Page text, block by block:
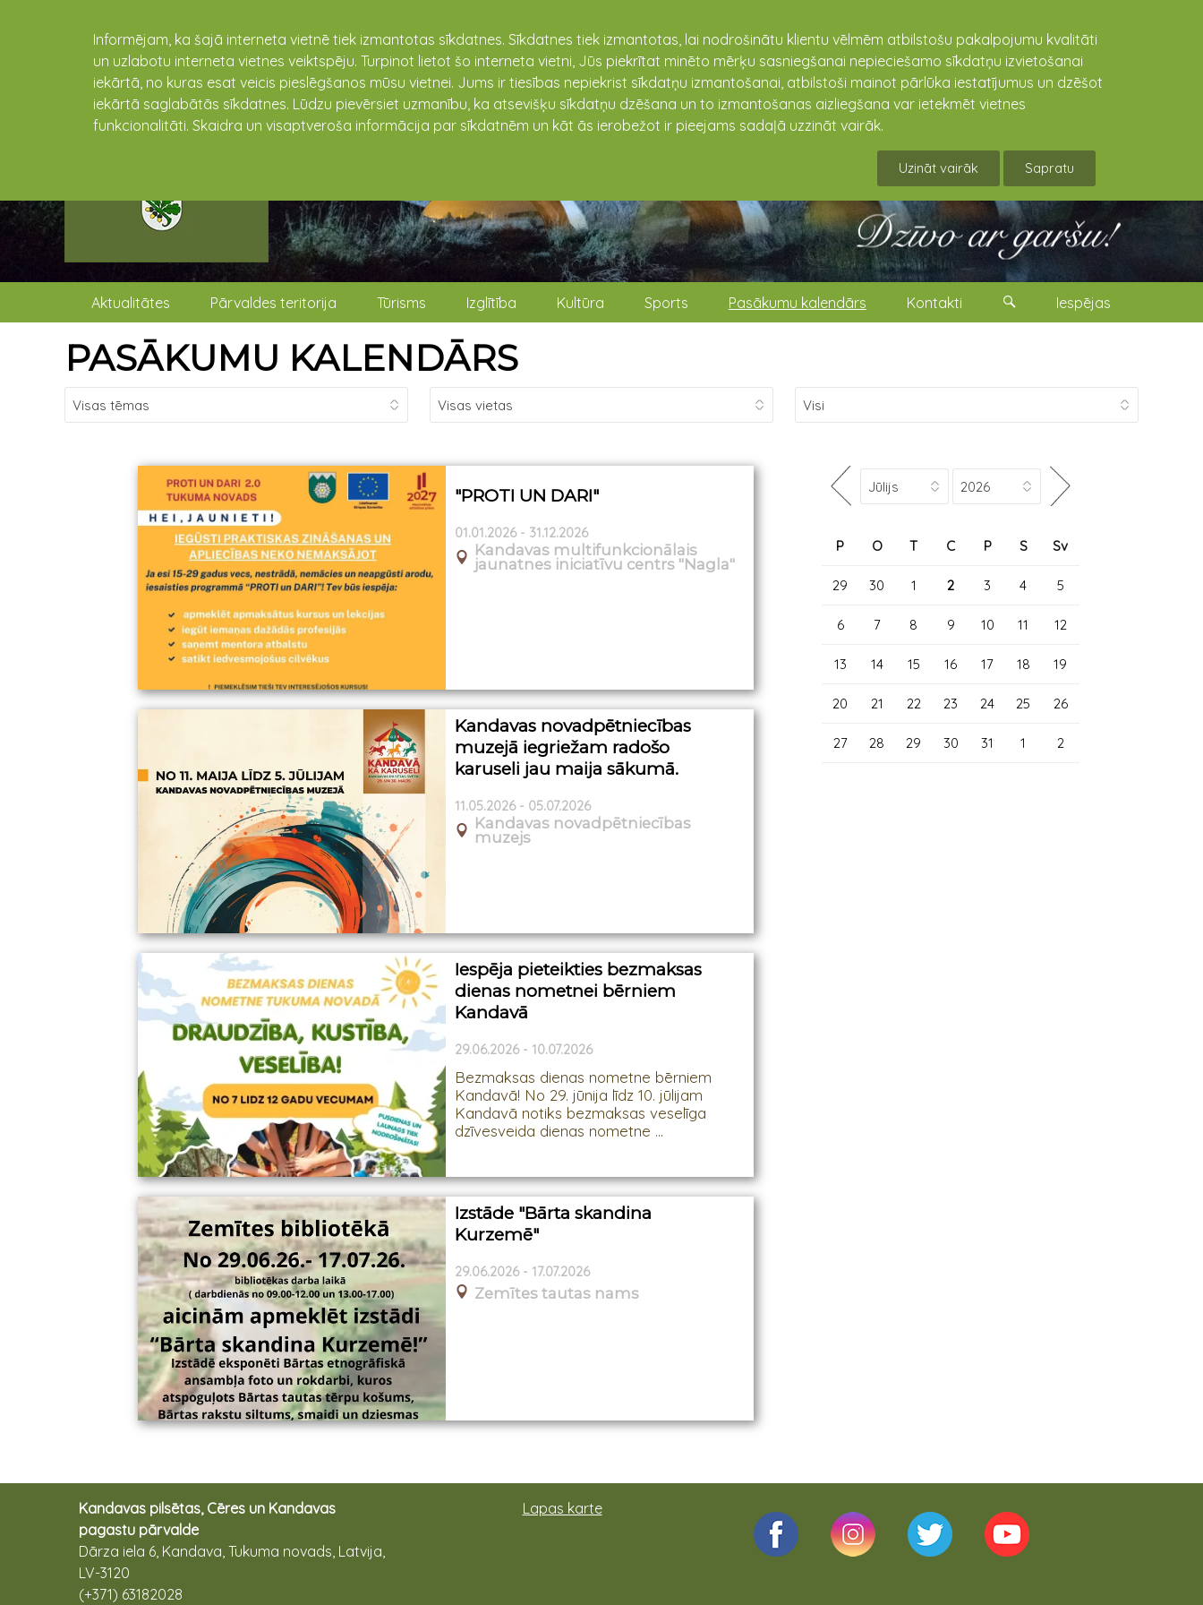
Informējam, ka šajā interneta vietnē tiek izmantotas sīkdatnes. Sīkdatnes tiek izmantotas, lai nodrošinātu klientu vēlmēm atbilstošu pakalpojumu kvalitāti
un uzlabotu interneta vietnes veiktspēju. Turpinot lietot šo interneta vietni, Jūs piekrītat minēto mērķu sasniegšanai nepieciešamo sīkdatņu izvietošanai
iekārtā, no kuras esat veicis pieslēgšanos mūsu vietnei. Jums ir tiesības nepiekrist sīkdatņu izmantošanai, atbilstoši mainot pārlūka iestatījumus un dzēšot
iekārtā saglabātās sīkdatnes. Lūdzu pievērsiet uzmanību, ka atsevišķu sīkdatņu dzēšana un to izmantošanas aizliegšana var ietekmēt vietnes
funkcionalitāti. Skaidra un visaptveroša informācija par sīkdatnēm un kāt ās ierobežot ir pieejams sadaļā uzzināt vairāk.
Uzināt vairāk Sapratu
Aktualitātes Pārvaldes teritorija Tūrisms Izglītība Kultūra Sports Pasākumu kalendārs Kontakti Iespējas
PASĀKUMU KALENDĀRS
"PROTI UN DARI"
01.01.2026 - 31.12.2026
Kandavas multifunkcionālais
jaunatnes iniciatīvu centrs "Nagla"
Kandavas novadpētniecības
muzejā iegriežam radošo
karuseli jau maija sākumā.
11.05.2026 - 05.07.2026
Kandavas novadpētniecības
muzejs
Iespēja pieteikties bezmaksas
dienas nometnei bērniem
Kandavā
29.06.2026 - 10.07.2026
Bezmaksas dienas nometne bērniem
Kandavā! No 29. jūnija līdz 10. jūlijam
Kandavā notiks bezmaksas veselīga
dzīvesveida dienas nometne ...
Izstāde "Bārta skandina
Kurzemē"
29.06.2026 - 17.07.2026
Zemītes tautas nams
P O T C P S Sv
29 30 1 2 3 4 5
6 7 8 9 10 11 12
13 14 15 16 17 18 19
20 21 22 23 24 25 26
27 28 29 30 31 1 2
Kandavas pilsētas, Cēres un Kandavas
pagastu pārvalde
Dārza iela 6, Kandava, Tukuma novads, Latvija,
LV-3120
(+371) 63182028
Lapas karte